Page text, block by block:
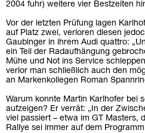
2004 fuhr) weitere vier Bestzeiten
Vor der letzten Prüfung lagen
auf Platz zwei, verloren diesen
Gaubinger in ihrem Audi quattro:
ein Teil der Radaufhängung
Mühe und Not ins Service
verlor man schließlich auch den
an Markenkollegen Roman
Warum konnte Martin Karlhofer bei
aufzeigen? Er verrät: „In der
viel passiert – etwa im GT Masters,
Rallye sei immer auf dem